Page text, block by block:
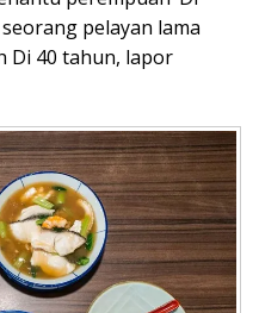
pelayan lama
Di 40 tahun, lapor